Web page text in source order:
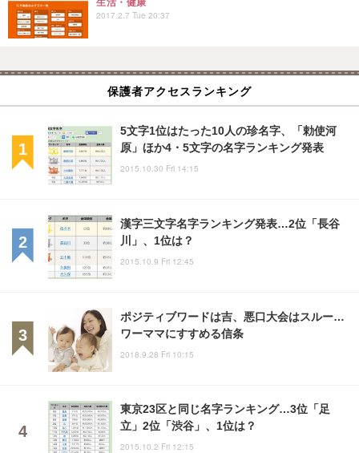
生活・健康
2017.2.7 Tue 20:37
保護者アクセスランキング
5文字1位はたった10人の珍名字、「勅使河
原」ほか4・5文字の名字ランキング発表
2015.10.30 Fri 14:15
漢字三文字名字ランキング発表…2位「長谷
川」、1位は？
2015.10.9 Fri 12:45
ポジティブワードは吉、悪口大会はスルー…
ワーママにすすめる信条
2018.9.28 Fri 10:15
東京23区と同じ名字ランキング…3位「足
立」2位「渋谷」、1位は？
2015.10.2 Fri 12:15